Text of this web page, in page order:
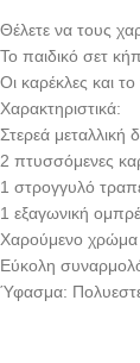
Θέλετε να τους
Το παιδικό σετ
Οι καρέκλες και
Χαρακτηριστικά:
Στερεά
2 πτυσσόμενες
1 στρογγυλό
1 εξαγωνική
Χαρούμενο χρώμα
Εύκολη
Ύφασμα: